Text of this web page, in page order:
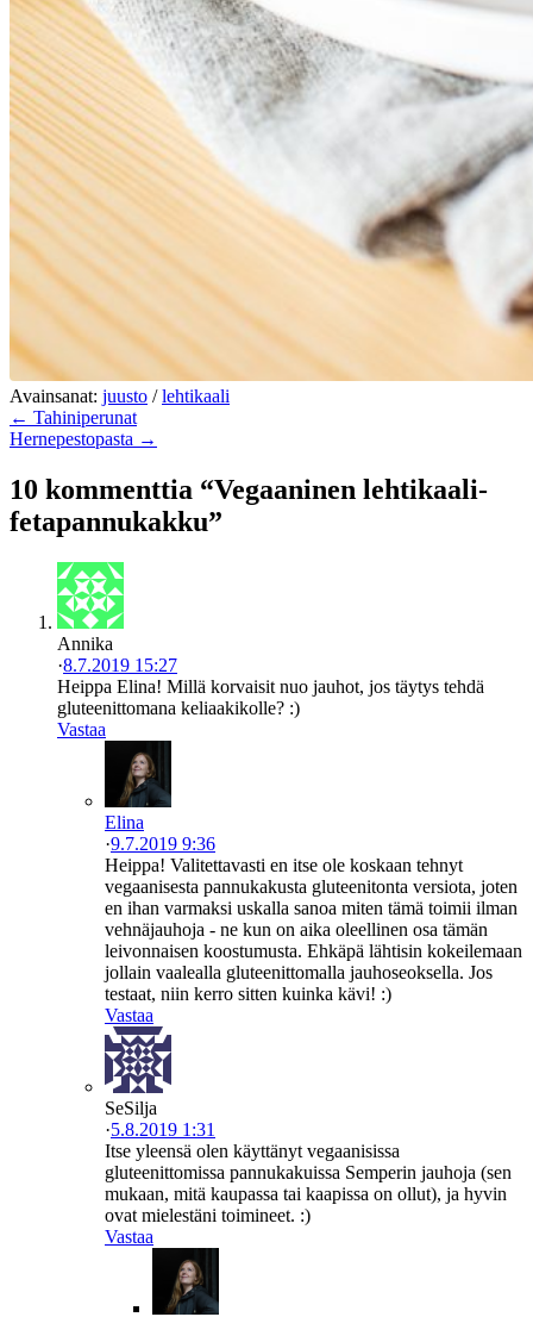
Avainsanat: juusto /lehtikaali
← Tahiniperunat
Hernepestopasta →
10 kommenttia “Vegaaninen lehtikaali-
fetapannukakku”
Annika
·8.7.2019 15:27
Heippa Elina! Millä korvaisit nuo jauhot, jos täytys tehdä
gluteenittomana keliaakikolle? :)
Vastaa
Elina
·9.7.2019 9:36
Heippa! Valitettavasti en itse ole koskaan tehnyt
vegaanisesta pannukakusta gluteenitonta versiota, joten
en ihan varmaksi uskalla sanoa miten tämä toimii ilman
vehnäjauhoja - ne kun on aika oleellinen osa tämän
leivonnaisen koostumusta. Ehkäpä lähtisin kokeilemaan
jollain vaalealla gluteenittomalla jauhoseoksella. Jos
testaat, niin kerro sitten kuinka kävi! :)
Vastaa
SeSilja
·5.8.2019 1:31
Itse yleensä olen käyttänyt vegaanisissa
gluteenittomissa pannukakuissa Semperin jauhoja (sen
mukaan, mitä kaupassa tai kaapissa on ollut), ja hyvin
ovat mielestäni toimineet. :)
Vastaa